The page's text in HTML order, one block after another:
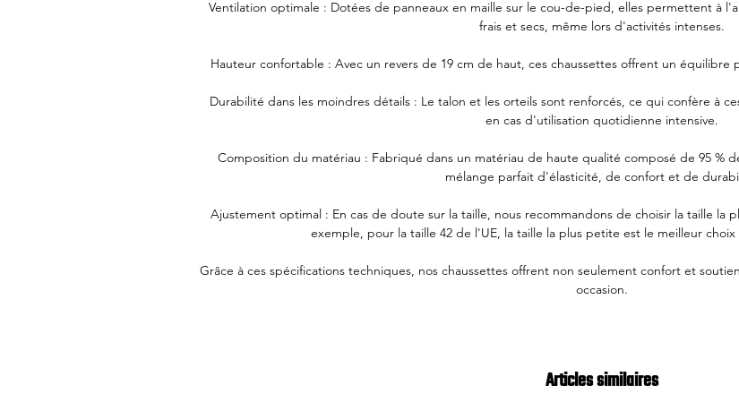
Ventilation optimale : Dotées de panneaux en maille sur le cou-de-pied, elles permettent à
frais et secs, même lors d'activités intenses.
Hauteur confortable : Avec un revers de 19 cm de haut, ces chaussettes offrent un
Durabilité dans les moindres détails : Le talon et les orteils sont renforcés, ce qui confère à
en cas d'utilisation quotidienne intensive.
Composition du matériau : Fabriqué dans un matériau de haute qualité composé de 95 %
mélange parfait d'élasticité, de confort et de
Ajustement optimal : En cas de doute sur la taille, nous recommandons de choisir la taille la
exemple, pour la taille 42 de l'UE, la taille la plus petite est le meilleur
Grâce à ces spécifications techniques, nos chaussettes offrent non seulement confort et
occasion.
Articles similaires